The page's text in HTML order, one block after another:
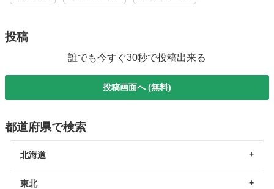
投稿
誰でも今すぐ30秒で投稿出来る
投稿画面へ (無料)
都道府県で検索
北海道
東北